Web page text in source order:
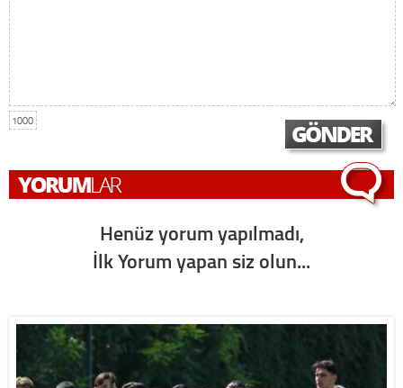
1000
Henüz yorum yapılmadı,
İlk Yorum yapan siz olun...